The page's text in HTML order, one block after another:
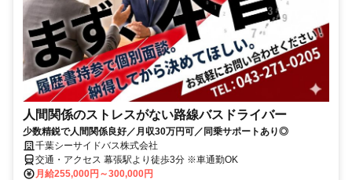
人間関係のストレスがない路線バスドライバー
少数精鋭で人間関係良好／月収30万円可／同乗サポートあり◎
千葉シーサイドバス株式会社
交通・アクセス 幕張駅より徒歩3分 ※車通勤OK
月給255,000円～300,000円